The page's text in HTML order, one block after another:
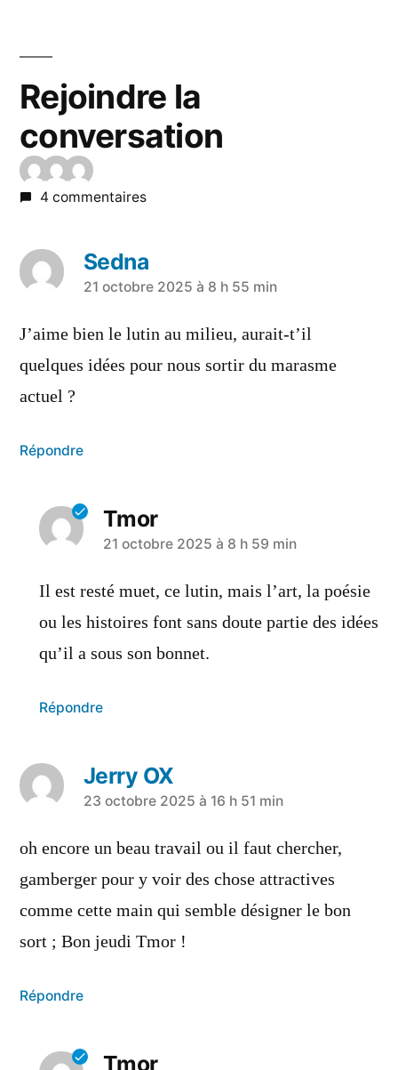
Rejoindre la
conversation
4 commentaires
Sedna
21 octobre 2025 à 8 h 55 min
J’aime bien le lutin au milieu, aurait-t’il
quelques idées pour nous sortir du marasme
actuel ?
Répondre
Tmor
21 octobre 2025 à 8 h 59 min
Il est resté muet, ce lutin, mais l’art, la poésie
ou les histoires font sans doute partie des idées
qu’il a sous son bonnet.
Répondre
Jerry OX
23 octobre 2025 à 16 h 51 min
oh encore un beau travail ou il faut chercher,
gamberger pour y voir des chose attractives
comme cette main qui semble désigner le bon
sort ; Bon jeudi Tmor !
Répondre
Tmor